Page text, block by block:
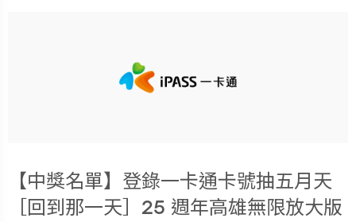
【中獎名單】登錄一卡通卡號抽五月天
［回到那一天］25 週年高雄無限放大版